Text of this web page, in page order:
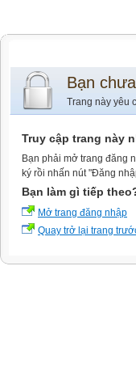
Bạn
Trang này yêu
Truy cập trang này
Bạn phải mở trang đăng
ký rồi nhấn nút "Đăng
Bạn làm gì tiếp
Mở trang đăng nhập
Quay trở lại trang